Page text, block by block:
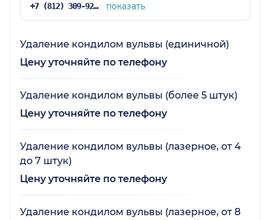
+7 (812) 309-92-14 показать
Удаление кондилом вульвы (единичной)
Цену уточняйте по телефону
Удаление кондилом вульвы (более 5 штук)
Цену уточняйте по телефону
Удаление кондилом вульвы (лазерное, от 4
до 7 штук)
Цену уточняйте по телефону
Удаление кондилом вульвы (лазерное, от 8